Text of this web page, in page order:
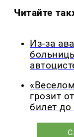
Читайте
Из-за
грозит
билет